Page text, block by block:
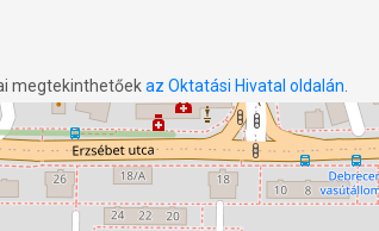
megtekinthetőekaz Oktatási Hivatal oldalán